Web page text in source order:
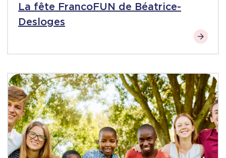
La fête FrancoFUN de Béatrice-
Desloges